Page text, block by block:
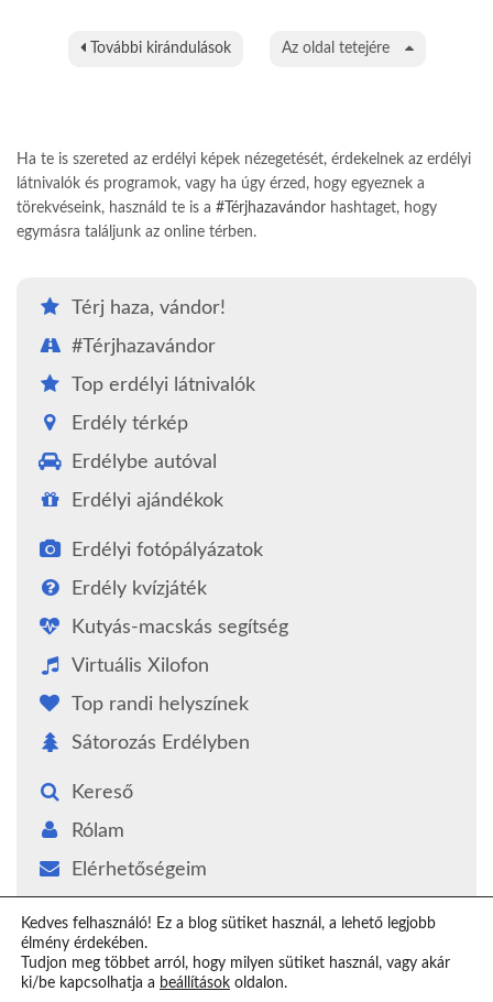
További kirándulások Az oldal tetejére
Ha te is szereted az erdélyi képek nézegetését, érdekelnek az erdélyi
látnivalók és programok, vagy ha úgy érzed, hogy egyeznek a
törekvéseink, használd te is a #Térjhazavándor hashtaget, hogy
egymásra találjunk az online térben.
Térj haza, vándor!
#Térjhazavándor
Top erdélyi látnivalók
Erdély térkép
Erdélybe autóval
Erdélyi ajándékok
Erdélyi fotópályázatok
Erdély kvízjáték
Kutyás-macskás segítség
Virtuális Xilofon
Top randi helyszínek
Sátorozás Erdélyben
Kereső
Rólam
Elérhetőségeim
Epilógus
Kedves felhasználó! Ez a blog sütiket használ, a lehető legjobb
élmény érdekében.
Tudjon meg többet arról, hogy milyen sütiket használ, vagy akár
ki/be kapcsolhatja a beállítások oldalon.